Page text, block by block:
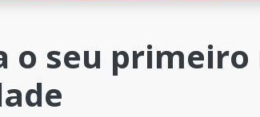
o seu